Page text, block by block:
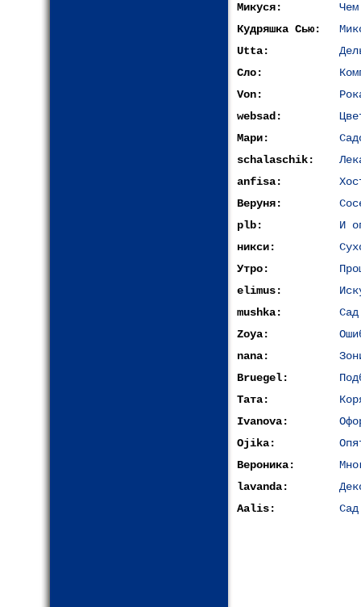
Микуся:
Кудряшка Сью:
Utta:
Сло:
Von:
websad:
Мари:
schalaschik:
anfisa:
Веруня:
plb:
И
никси:
Утро:
elimus:
mushka:
Zoya:
nana:
Bruegel:
Тата:
Ivanova:
Ojika:
Вероника:
lavanda:
Aalis: